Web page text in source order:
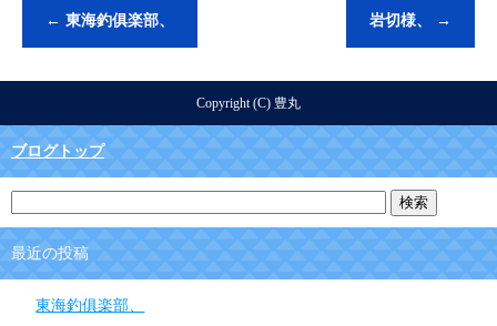
← 東海釣俱楽部、 岩切様、 →
Copyright (C) 豊丸
ブログトップ
最近の投稿
東海釣俱楽部、